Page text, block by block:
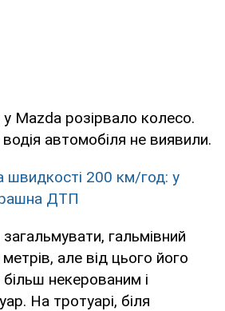
Mazda розірвало колесо.
автомобіля не виявили.
швидкості 200 км/год: у
ДТП
гальмівний
але від цього його
некерованим і
На тротуарі, біля